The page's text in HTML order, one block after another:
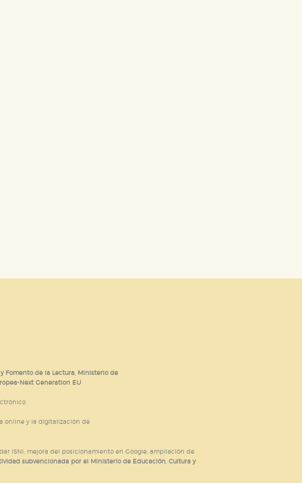
Fomento de la Lectura, Ministerio de
Next Generation EU
online y la digitalización de
ISNI; mejora del posicionamiento en Google; ampliación de
subvencionada por el Ministerio de Educación, Cultura y